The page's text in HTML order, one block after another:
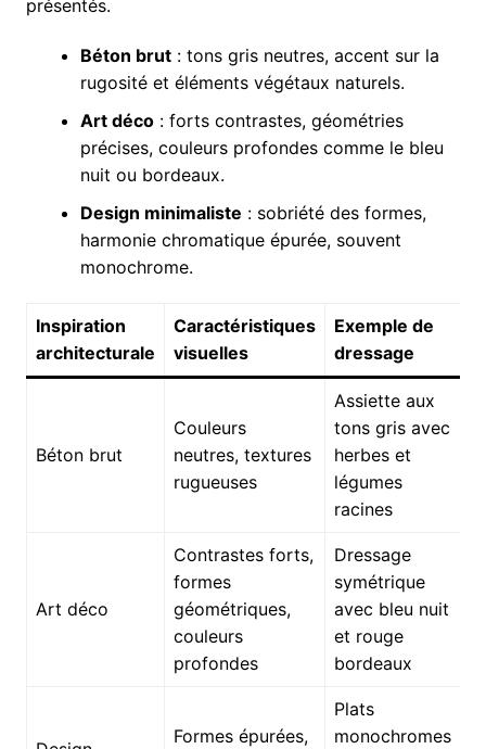
présentés.
Béton brut: tons gris neutres, accent sur la
rugosité et éléments végétaux naturels.
Art déco: forts contrastes, géométries
précises, couleurs profondes comme le bleu
nuit ou bordeaux.
Design minimaliste : sobriété des formes,
harmonie chromatique épurée, souvent
monochrome.
Inspiration
architecturale
Caractéristiques
visuelles
Exemple de
dressage
Béton brut
Couleurs
neutres, textures
rugueuses
Assiette aux
tons gris avec
herbes et
légumes
racines
Art déco
Contrastes forts,
formes
géométriques,
couleurs
profondes
Dressage
symétrique
avec bleu nuit
et rouge
bordeaux
Formes épurées,
Plats
monochromes